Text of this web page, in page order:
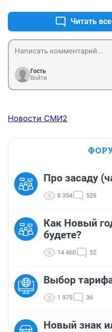
Читать
Гость
Войти
Новости СМИ2
Про засаду
8 354 529
Как Новый
будете?
14 460 52
Выбор
1 975 36
Новый знак